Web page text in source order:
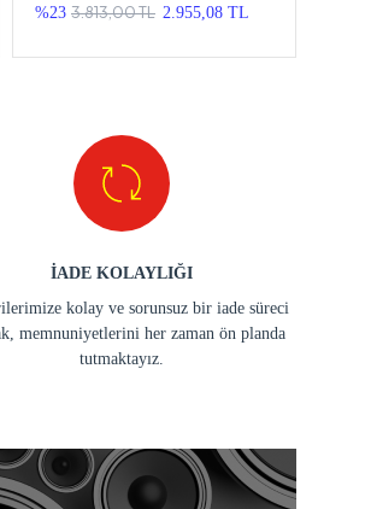
%23 3.813,00 TL 2.955,08 TL
İADE KOLAYLIĞI
kolay ve sorunsuz bir iade süreci
memnuniyetlerini her zaman ön planda
tutmaktayız.